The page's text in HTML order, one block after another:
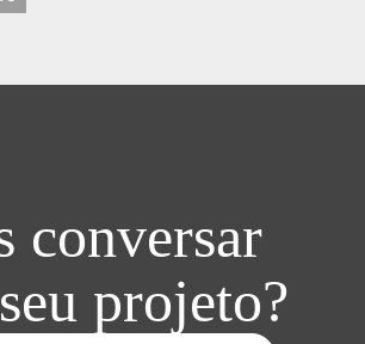
projeto?
AGORA!